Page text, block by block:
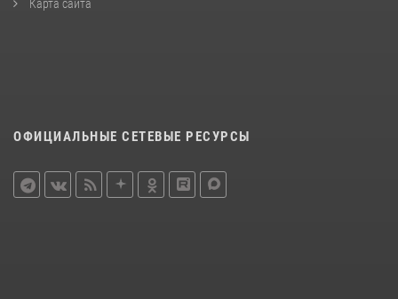
Карта сайта
ОФИЦИАЛЬНЫЕ СЕТЕВЫЕ РЕСУРСЫ